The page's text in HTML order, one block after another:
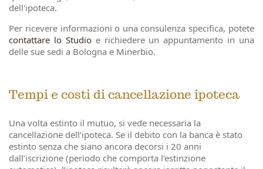
dell'ipoteca.
Per ricevere informazioni o una consulenza specifica, potete
contattare lo Studio e richiedere un appuntamento in una
delle sue sedi a Bologna e Minerbio.
Tempi e costi di cancellazione ipoteca
Una volta estinto il mutuo, si vede necessaria la
cancellazione dell’ipoteca. Se il debito con la banca è stato
estinto senza che siano ancora decorsi i 20 anni
dall’iscrizione (periodo che comporta l’estinzione